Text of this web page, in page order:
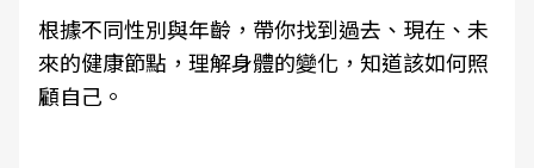
根據不同性別與年齡，帶你找到過去、現在、未
來的健康節點，理解身體的變化，知道該如何照
顧自己。